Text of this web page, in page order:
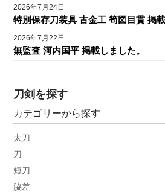
2026年7月24日
特別保存刀装具 古金工 筍図目貫 掲載
2026年7月22日
無監査 河内国平 掲載しました。
刀剣を探す
カテゴリーから探す
太刀
刀
短刀
脇差